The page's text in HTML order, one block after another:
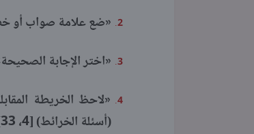
«ضع علامة صواب أو خطأ» [1،
«اختر الإجابة الصحيحة» [8،
«لاحظ الخريطة
(أسئلة الخرائط) [4، 33].